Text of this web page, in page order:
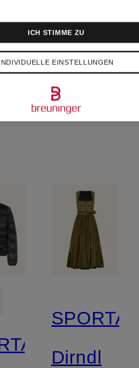
aus
Cord
599 €
Dirndl
EINSTELLUNGEN
ICH STIMME ZU